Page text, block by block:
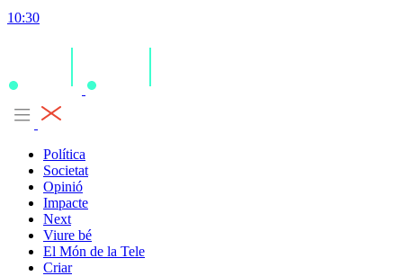
10:30
Política
Societat
Opinió
Impacte
Next
Viure bé
El Món de la Tele
Criar